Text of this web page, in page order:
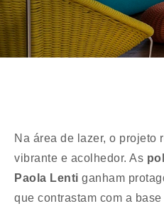
Na área de lazer, o projeto
vibrante e acolhedor. As
Paola Lenti ganham
que contrastam com a